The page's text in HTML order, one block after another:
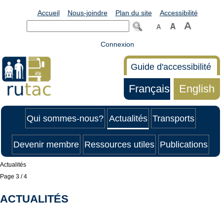
Accueil Nous-joindre Plan du site Accessibilité
Connexion
Guide d'accessibilité
Français English
Qui sommes-nous? Actualités Transports
Devenir membre Ressources utiles Publications
Actualités
Page 3 / 4
ACTUALITÉS